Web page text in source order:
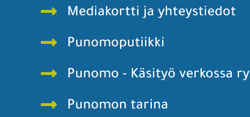
Mediakortti ja yhteystiedot
Punomoputiikki
Punomo - Käsityö verkossa ry
Punomon tarina